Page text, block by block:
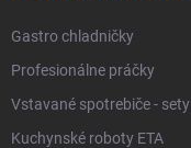
Gastro chladničky
Profesionálne práčky
Vstavané spotrebiče - sety
Kuchynské roboty ETA